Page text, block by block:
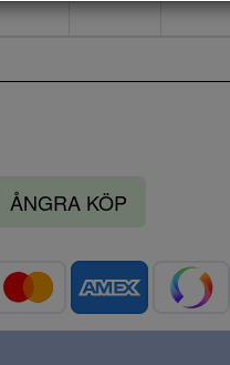
ÅNGRA KÖP